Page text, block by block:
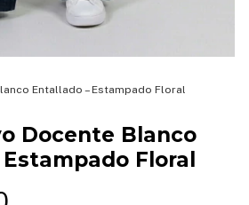
Entallado – Estampado Floral
Docente Blanco
Floral